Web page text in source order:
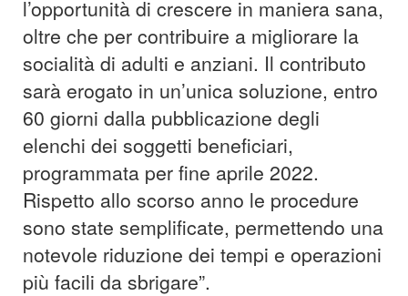
l’opportunità di crescere in maniera sana,
oltre che per contribuire a migliorare la
socialità di adulti e anziani. Il contributo
sarà erogato in un’unica soluzione, entro
60 giorni dalla pubblicazione degli
elenchi dei soggetti beneficiari,
programmata per fine aprile 2022.
Rispetto allo scorso anno le procedure
sono state semplificate, permettendo una
notevole riduzione dei tempi e operazioni
più facili da sbrigare”.